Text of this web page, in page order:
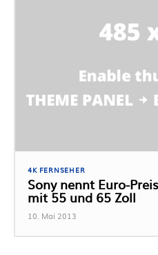
4K FERNSEHER
Sony nennt Euro-
mit 55 und 65 Zoll
10. Mai 2013